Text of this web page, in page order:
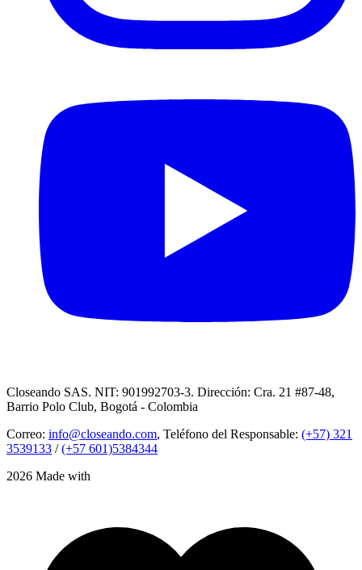
Closeando SAS. NIT: 901992703-3. Dirección: Cra. 21 #87-48,
Barrio Polo Club, Bogotá - Colombia
Correo: info@closeando.com, Teléfono del Responsable: (+57) 321
3539133 /(+57 601)5384344
2026 Made with